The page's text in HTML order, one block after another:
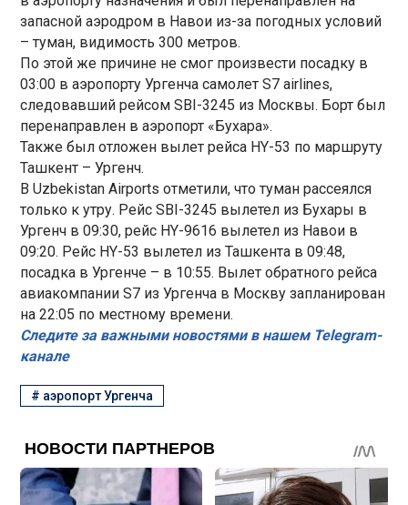
запасной аэродром в Навои из-за погодных условий
– туман, видимость 300 метров.
По этой же причине не смог произвести посадку в
03:00 в аэропорту Ургенча самолет S7 airlines,
следовавший рейсом SBI-3245 из Москвы. Борт был
перенаправлен в аэропорт «Бухара».
Также был отложен вылет рейса HY-53 по маршруту
Ташкент – Ургенч.
В Uzbekistan Airports отметили, что туман рассеялся
только к утру. Рейс SBI-3245 вылетел из Бухары в
Ургенч в 09:30, рейс HY-9616 вылетел из Навои в
09:20. Рейс HY-53 вылетел из Ташкента в 09:48,
посадка в Ургенче – в 10:55. Вылет обратного рейса
авиакомпании S7 из Ургенча в Москву запланирован
на 22:05 по местному времени.
Следите за важными новостями в нашем Telegram-
канале
# аэропорт Ургенча